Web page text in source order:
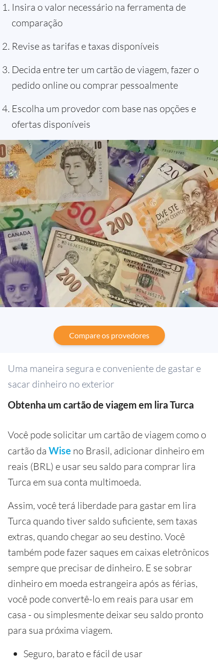
Insira o valor necessário na ferramenta de
comparação
Revise as tarifas e taxas disponíveis
Decida entre ter um cartão de viagem, fazer o
pedido online ou comprar pessoalmente
Escolha um provedor com base nas opções e
ofertas disponíveis
Compare os provedores
Uma maneira segura e conveniente de gastar e
sacar dinheiro no exterior
Obtenha um cartão de viagem em lira Turca
Você pode solicitar um cartão de viagem como o
cartão da Wise no Brasil, adicionar dinheiro em
reais (BRL) e usar seu saldo para comprar lira
Turca em sua conta multimoeda.
Assim, você terá liberdade para gastar em lira
Turca quando tiver saldo suficiente, sem taxas
extras, quando chegar ao seu destino. Você
também pode fazer saques em caixas eletrônicos
sempre que precisar de dinheiro. E se sobrar
dinheiro em moeda estrangeira após as férias,
você pode convertê-lo em reais para usar em
casa - ou simplesmente deixar seu saldo pronto
para sua próxima viagem.
Seguro, barato e fácil de usar